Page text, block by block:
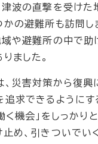
津波の直撃を受けた
かの避難所も訪問し
域や避難所の中で
ました。
、災害対策から復
追求できるようにす
働く機会」をしっか
止め、引きついでい